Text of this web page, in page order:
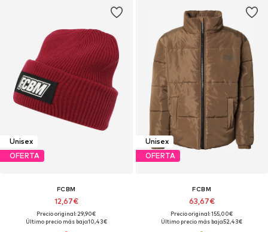
Unisex
OFERTA
FCBM
12,67€
Precio original: 29,90€
Último precio más bajo:10,43€
Unisex
OFERTA
FCBM
63,67€
Precio original: 155,00€
Último precio más bajo:52,43€